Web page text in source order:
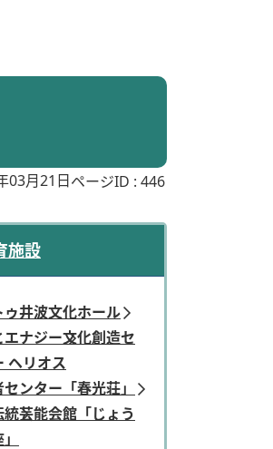
03月21日ページID : 446
施設
ゥ井波文化ホール
エナジー文化創造セ
ヘリオス
ンター「春光荘」
芸能会館「じょう